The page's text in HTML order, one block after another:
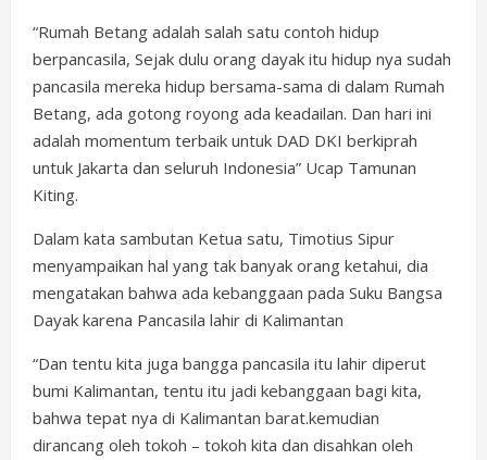
“Rumah Betang adalah salah satu contoh hidup
berpancasila, Sejak dulu orang dayak itu hidup nya sudah
pancasila mereka hidup bersama-sama di dalam Rumah
Betang, ada gotong royong ada keadailan. Dan hari ini
adalah momentum terbaik untuk DAD DKI berkiprah
untuk Jakarta dan seluruh Indonesia” Ucap Tamunan
Kiting.
Dalam kata sambutan Ketua satu, Timotius Sipur
menyampaikan hal yang tak banyak orang ketahui, dia
mengatakan bahwa ada kebanggaan pada Suku Bangsa
Dayak karena Pancasila lahir di Kalimantan
“Dan tentu kita juga bangga pancasila itu lahir diperut
bumi Kalimantan, tentu itu jadi kebanggaan bagi kita,
bahwa tepat nya di Kalimantan barat.kemudian
dirancang oleh tokoh – tokoh kita dan disahkan oleh